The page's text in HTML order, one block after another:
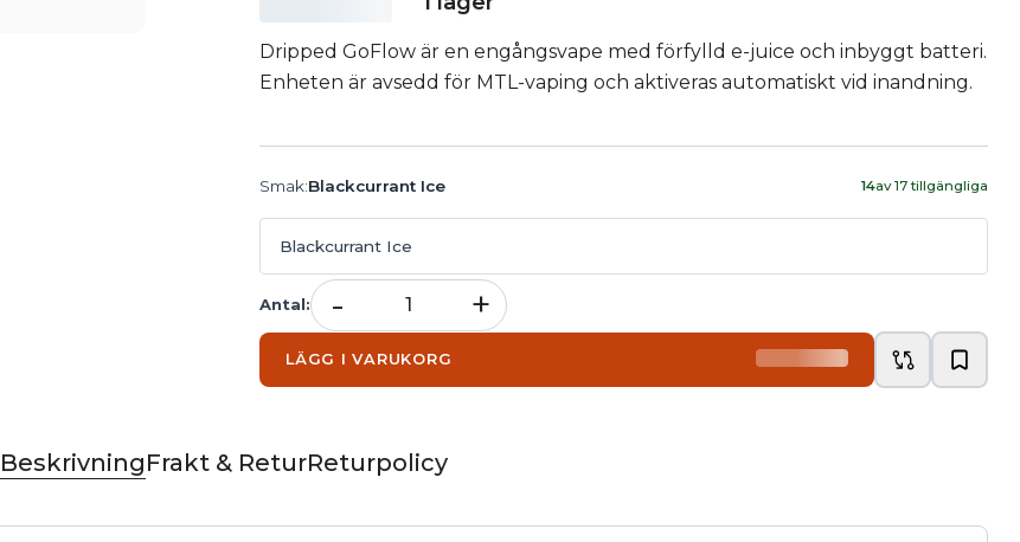
Dripped GoFlow är en engångsvape med förfylld e-juice och inbyggt batteri.
Enheten är avsedd för MTL-vaping och aktiveras automatiskt vid inandning.
Smak:Blackcurrant Ice 14av 17 tillgängliga
Blackcurrant Ice
Antal: - +
LÄGG I VARUKORG
BeskrivningFrakt & ReturReturpolicy